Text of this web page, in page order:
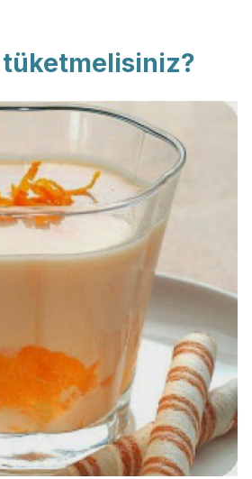
tüketmelisiniz?